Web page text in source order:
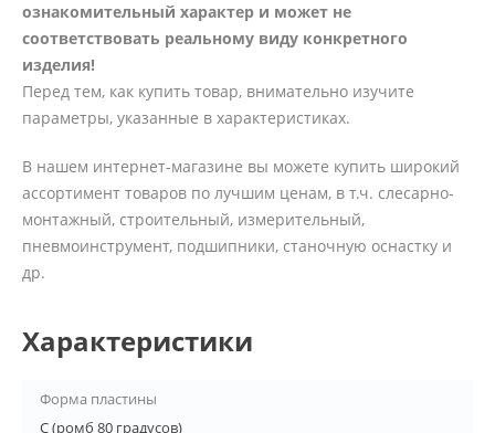
ознакомительный характер и может не
соответствовать реальному виду конкретного
изделия!
Перед тем, как купить товар, внимательно изучите
параметры, указанные в характеристиках.
В нашем интернет-магазине вы можете купить широкий
ассортимент товаров по лучшим ценам, в т.ч. слесарно-
монтажный, строительный, измерительный,
пневмоинструмент, подшипники, станочную оснастку и
др.
Характеристики
Форма пластины
C (ромб 80 градусов)